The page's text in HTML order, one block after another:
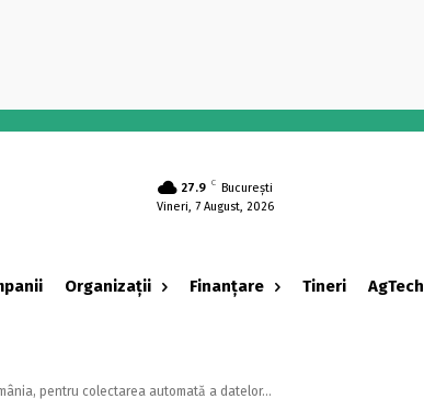
27.9 C București
Vineri, 7 August, 2026
Organizații Finanțare Tineri AgTech
-
pentru colectarea automată a datelor...